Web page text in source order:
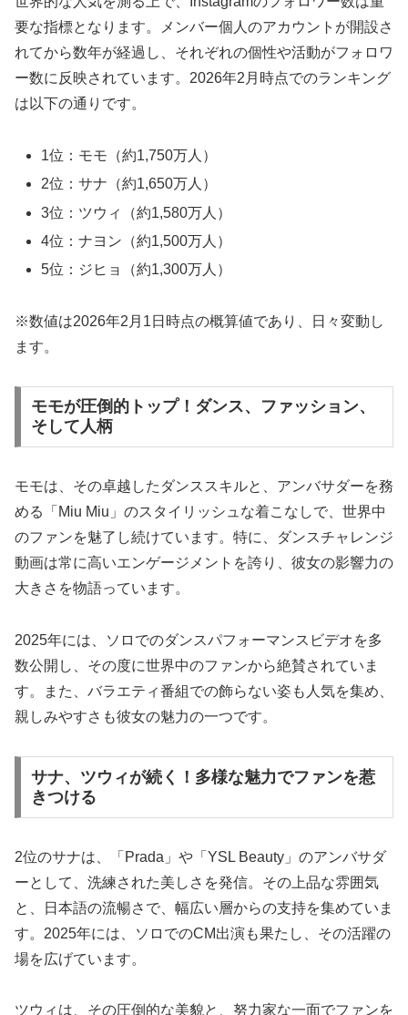
要な指標となります。メンバー個人のアカウントが開設さ
れてから数年が経過し、それぞれの個性や活動がフォロワ
ー数に反映されています。2026年2月時点でのランキング
は以下の通りです。
1位：モモ（約1,750万人）
2位：サナ（約1,650万人）
3位：ツウィ（約1,580万人）
4位：ナヨン（約1,500万人）
5位：ジヒョ（約1,300万人）
※数値は2026年2月1日時点の概算値であり、日々変動し
ます。
モモが圧倒的トップ！ダンス、ファッション、
そして人柄
モモは、その卓越したダンススキルと、アンバサダーを務
める「Miu Miu」のスタイリッシュな着こなしで、世界中
のファンを魅了し続けています。特に、ダンスチャレンジ
動画は常に高いエンゲージメントを誇り、彼女の影響力の
大きさを物語っています。
2025年には、ソロでのダンスパフォーマンスビデオを多
数公開し、その度に世界中のファンから絶賛されていま
す。また、バラエティ番組での飾らない姿も人気を集め、
親しみやすさも彼女の魅力の一つです。
サナ、ツウィが続く！多様な魅力でファンを惹
きつける
2位のサナは、「Prada」や「YSL Beauty」のアンバサダ
ーとして、洗練された美しさを発信。その上品な雰囲気
と、日本語の流暢さで、幅広い層からの支持を集めていま
す。2025年には、ソロでのCM出演も果たし、その活躍の
場を広げています。
ツウィは、その圧倒的な美貌と、努力家な一面でファンを